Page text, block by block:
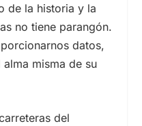
de la historia y la
no tiene parangón.
datos,
misma de su
del